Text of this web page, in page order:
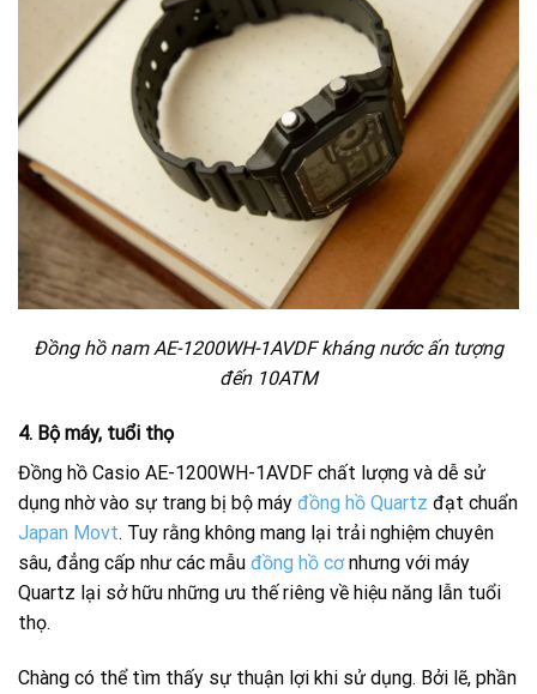
Đồng hồ nam AE-1200WH-1AVDF kháng nước ấn tượng
đến 10ATM
4. Bộ máy, tuổi thọ
Đồng hồ Casio AE-1200WH-1AVDF chất lượng và dễ sử
dụng nhờ vào sự trang bị bộ máy đồng hồ Quartz đạt chuẩn
Japan Movt. Tuy rằng không mang lại trải nghiệm chuyên
sâu, đẳng cấp như các mẫu đồng hồ cơnhưng với máy
Quartz lại sở hữu những ưu thế riêng về hiệu năng lẫn tuổi
thọ.
Chàng có thể tìm thấy sự thuận lợi khi sử dụng. Bởi lẽ, phần